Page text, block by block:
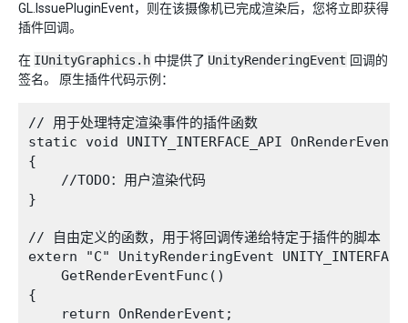
GL.IssuePluginEvent，则在该摄像机已完成渲染后，您将立即获得
插件回调。
在 IUnityGraphics.h 中提供了 UnityRenderingEvent 回调的
签名。 原生插件代码示例：
// 用于处理特定渲染事件的插件函数
static void UNITY_INTERFACE_API
{
    //TODO：用户渲染代码
}
// 自由定义的函数，用于将回调传递给特定于插件的脚本
extern "C" UnityRenderingEvent
    GetRenderEventFunc()
{
    return OnRenderEvent;